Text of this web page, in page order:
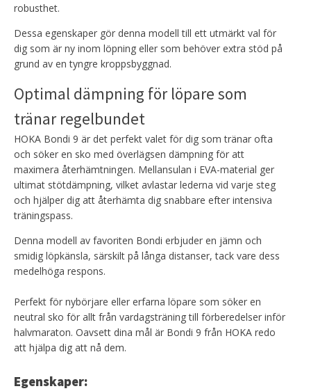
robusthet.
Dessa egenskaper gör denna modell till ett utmärkt val för
dig som är ny inom löpning eller som behöver extra stöd på
grund av en tyngre kroppsbyggnad.
Optimal dämpning för löpare som
tränar regelbundet
HOKA Bondi 9 är det perfekt valet för dig som tränar ofta
och söker en sko med överlägsen dämpning för att
maximera återhämtningen. Mellansulan i EVA-material ger
ultimat stötdämpning, vilket avlastar lederna vid varje steg
och hjälper dig att återhämta dig snabbare efter intensiva
träningspass.
Denna modell av favoriten Bondi erbjuder en jämn och
smidig löpkänsla, särskilt på långa distanser, tack vare dess
medelhöga respons.
Perfekt för nybörjare eller erfarna löpare som söker en
neutral sko för allt från vardagsträning till förberedelser inför
halvmaraton. Oavsett dina mål är Bondi 9 från HOKA redo
att hjälpa dig att nå dem.
Egenskaper: